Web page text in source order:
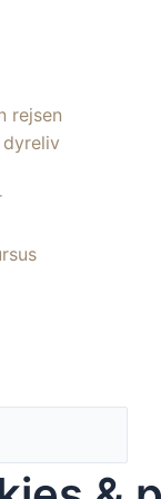
rejsen